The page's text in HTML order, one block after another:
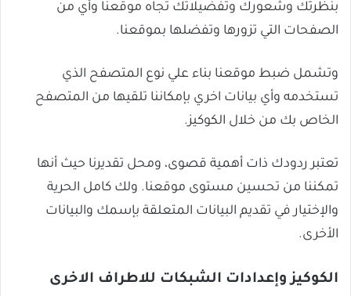
بنظرتك وشعورك وتفضيلاتك تجاه موقعنا وأي من
الصفحات التي تزورها وتفضلها بموقعنا.
وتشمل ضبط موقعنا بناء علي نوع المتصفح الذي
تستخدمه وأي بيانات اخري بإمكاننا تلقيها من المتصفح
الخاص بك من خلال الكوكيز.
تعتبر ردودك ذات أهمية قصوى، ومحل تقديرنا حيث أنها
تمكننا من تحسين مستوى موقعنا. ولك كامل الحرية
والإختيار في تقديم البيانات المتعلقة بإسمك والبيانات
الأخرى.
الكوكيز وإعدادات الشبكات للاطراف الاخرى